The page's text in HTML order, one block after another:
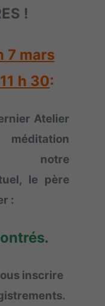
!
7 mars
h 30:
Atelier
notre
le père
:
inscrire